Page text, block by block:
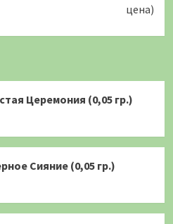
цена)
Церемония (0,05 гр.)
Сияние (0,05 гр.)